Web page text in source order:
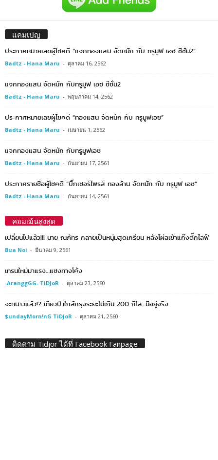
แคมเปญ
ประกาศหมายเลขผู้โชคดี “แจกทองแสน จัดหนัก กับ ทรูมูฟ เอช ซีซั่น2”
Badtz - Hana Maru - ตุลาคม 16, 2562
แจกทองแสน จัดหนัก กับทรูมูฟ เอช ซีซั่น2
Badtz - Hana Maru - พฤษภาคม 14, 2562
ประกาศหมายเลขผู้โชคดี “ทองแสน จัดหนัก กับ ทรูมูฟเอช”
Badtz - Hana Maru - เมษายน 1, 2562
แจกทองแสน จัดหนัก กับทรูมูฟเอช
Badtz - Hana Maru - กันยายน 17, 2561
ประกาศรายชื่อผู้โชคดี “บิ๊กเซอร์ไพรส์ ทองล้าน จัดหนัก กับ ทรูมูฟ เอช”
Badtz - Hana Maru - กันยายน 14, 2561
คอมเม้นสูงสุด
เปลี่ยนไปแล้ว!!! นาย ณภัทร กลายเป็นหนุ่มสุดเกรียน หลังโผ่ลเข้าแก๊งตั๊กไลฟ์
Bua Noi - มีนาคม 9, 2561
เทรนใหม่มาแรง…แซงทางโค้ง
-AranggGG- TiDJoR - ตุลาคม 23, 2560
จะหนาวแล้ว!? เที่ยวป่าใกล้กรุงระยะไม่เกิน 200 กิโล…มีอยู่จริง
$undayMorn!nG TiDJoR - ตุลาคม 21, 2560
ติดตาม Tidjor ได้ที่ Facebook Fanpage